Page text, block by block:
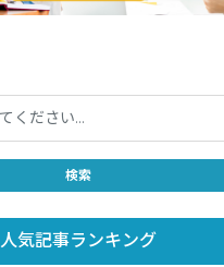
人気記事ランキング